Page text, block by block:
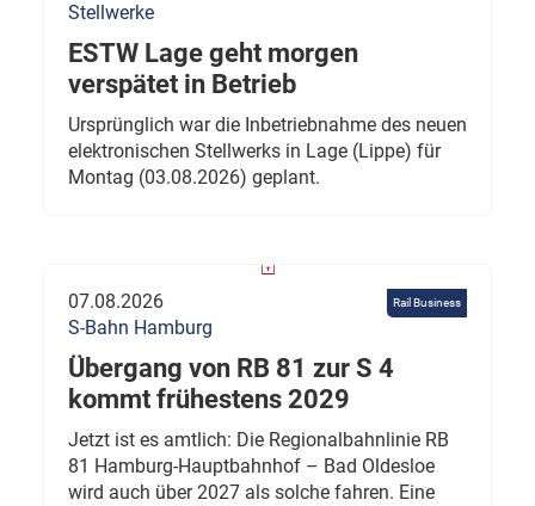
Stellwerke
ESTW Lage geht morgen
verspätet in Betrieb
Ursprünglich war die Inbetriebnahme des neuen
elektronischen Stellwerks in Lage (Lippe) für
Montag (03.08.2026) geplant.
Rail Business
07.08.2026
S-Bahn Hamburg
Übergang von RB 81 zur S 4
kommt frühestens 2029
Jetzt ist es amtlich: Die Regionalbahnlinie RB
81 Hamburg-Hauptbahnhof – Bad Oldesloe
wird auch über 2027 als solche fahren. Eine